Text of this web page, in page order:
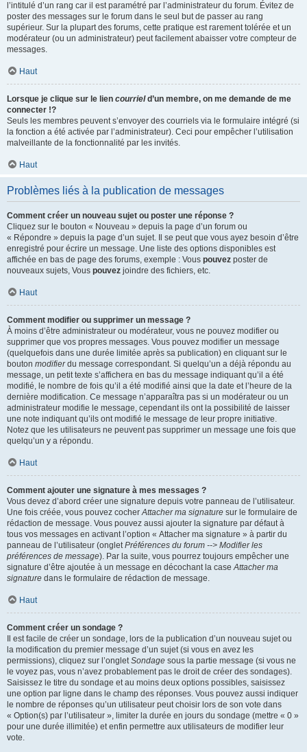
l’intitulé d’un rang car il est paramétré par l’administrateur du forum. Évitez de
poster des messages sur le forum dans le seul but de passer au rang
supérieur. Sur la plupart des forums, cette pratique est rarement tolérée et un
modérateur (ou un administrateur) peut facilement abaisser votre compteur de
messages.
Haut
Lorsque je clique sur le lien courrield’un membre, on me demande de me
connecter !?
Seuls les membres peuvent s’envoyer des courriels via le formulaire intégré (si
la fonction a été activée par l’administrateur). Ceci pour empêcher l’utilisation
malveillante de la fonctionnalité par les invités.
Haut
Problèmes liés à la publication de messages
Comment créer un nouveau sujet ou poster une réponse ?
Cliquez sur le bouton « Nouveau » depuis la page d’un forum ou
« Répondre » depuis la page d’un sujet. Il se peut que vous ayez besoin d’être
enregistré pour écrire un message. Une liste des options disponibles est
affichée en bas de page des forums, exemple : Vous pouvez poster de
nouveaux sujets, Vous pouvez joindre des fichiers, etc.
Haut
Comment modifier ou supprimer un message ?
À moins d’être administrateur ou modérateur, vous ne pouvez modifier ou
supprimer que vos propres messages. Vous pouvez modifier un message
(quelquefois dans une durée limitée après sa publication) en cliquant sur le
bouton modifierdu message correspondant. Si quelqu’un a déjà répondu au
message, un petit texte s’affichera en bas du message indiquant qu’il a été
modifié, le nombre de fois qu’il a été modifié ainsi que la date et l’heure de la
dernière modification. Ce message n’apparaîtra pas si un modérateur ou un
administrateur modifie le message, cependant ils ont la possibilité de laisser
une note indiquant qu’ils ont modifié le message de leur propre initiative.
Notez que les utilisateurs ne peuvent pas supprimer un message une fois que
quelqu’un y a répondu.
Haut
Comment ajouter une signature à mes messages ?
Vous devez d’abord créer une signature depuis votre panneau de l’utilisateur.
Une fois créée, vous pouvez cocherAttacher ma signature sur le formulaire de
rédaction de message. Vous pouvez aussi ajouter la signature par défaut à
tous vos messages en activant l’option « Attacher ma signature » à partir du
panneau de l’utilisateur (ongletPréférences du forum --> Modifier les
préférences de message). Par la suite, vous pourrez toujours empêcher une
signature d’être ajoutée à un message en décochant la caseAttacher ma
signature dans le formulaire de rédaction de message.
Haut
Comment créer un sondage ?
Il est facile de créer un sondage, lors de la publication d’un nouveau sujet ou
la modification du premier message d’un sujet (si vous en avez les
permissions), cliquez sur l’ongletSondage sous la partie message (si vous ne
le voyez pas, vous n’avez probablement pas le droit de créer des sondages).
Saisissez le titre du sondage et au moins deux options possibles, saisissez
une option par ligne dans le champ des réponses. Vous pouvez aussi indiquer
le nombre de réponses qu’un utilisateur peut choisir lors de son vote dans
« Option(s) par l’utilisateur », limiter la durée en jours du sondage (mettre « 0 »
pour une durée illimitée) et enfin permettre aux utilisateurs de modifier leur
vote.